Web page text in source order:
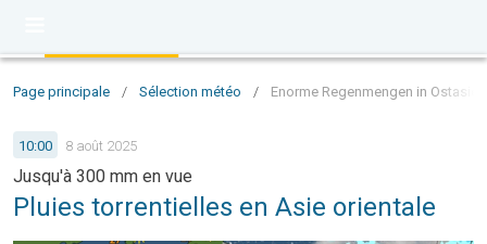
Page principale / Sélection météo / Enorme Regenmengen in
10:00 8 août 2025
Jusqu'à 300 mm en vue
Pluies torrentielles en Asie orientale